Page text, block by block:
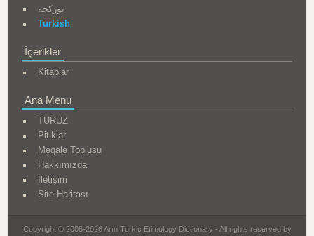
تورکجه
Turkish
İçerikler
Kitaplar
Ana Menu
TURUZ
Pitiklər
Məqalə Toplusu
Hakkımızda
İletişim
Site Haritası
Copyright © 2008-2026 Arın Turkic Etimology Dictionary - All rights reserved by